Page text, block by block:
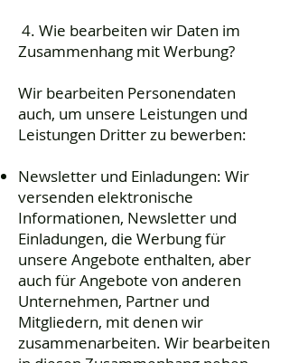
4. Wie bearbeiten wir Daten im
Zusammenhang mit Werbung?
Wir bearbeiten Personendaten
auch, um unsere Leistungen und
Leistungen Dritter zu bewerben:
Newsletter und Einladungen: Wir
versenden elektronische
Informationen, Newsletter und
Einladungen, die Werbung für
unsere Angebote enthalten, aber
auch für Angebote von anderen
Unternehmen, Partner und
Mitgliedern, mit denen wir
zusammenarbeiten. Wir bearbeiten